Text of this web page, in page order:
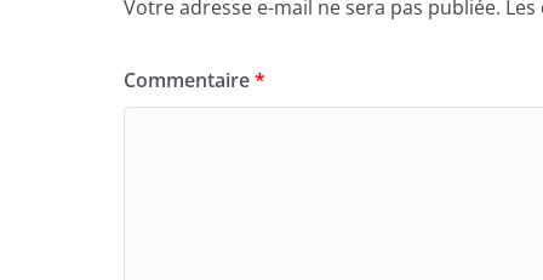
Votre adresse e-mail ne sera pas publiée.
Commentaire*